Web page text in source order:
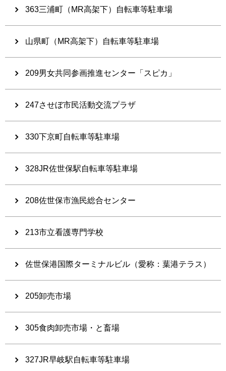
363三浦町（MR高架下）自転車等駐車場
山県町（MR高架下）自転車等駐車場
209男女共同参画推進センター「スピカ」
247させぼ市民活動交流プラザ
330下京町自転車等駐車場
328JR佐世保駅自転車等駐車場
208佐世保市漁民総合センター
213市立看護専門学校
佐世保港国際ターミナルビル（愛称：葉港テラス）
205卸売市場
305食肉卸売市場・と畜場
327JR早岐駅自転車等駐車場